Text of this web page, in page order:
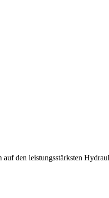
den leistungsstärksten